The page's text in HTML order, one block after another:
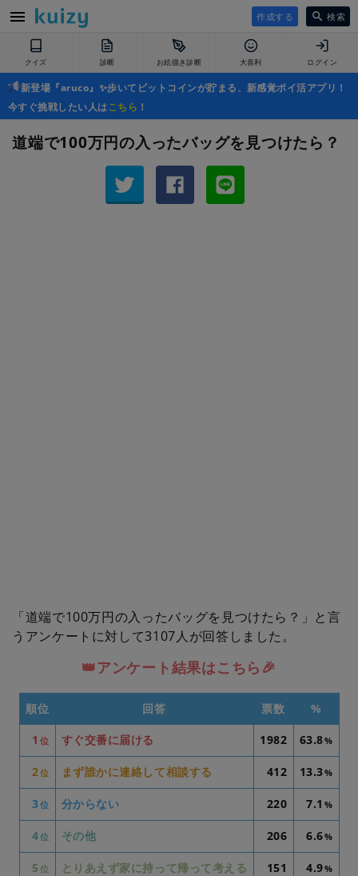
作成する 検索
クイズ 診断 お絵描き診断 大喜利 ログイン
新登場『aruco』✨歩いてビットコインが貯まる、新感覚ポイ活アプリ！
今すぐ挑戦したい人はこちら ！
道端で100万円の入ったバッグを見つけたら？
「道端で100万円の入ったバッグを見つけたら？」と言
うアンケートに対して3107人が回答しました。
👑アンケート結果はこちら🎉
順位 回答 票数 %
1 位 すぐ交番に届ける 1982 63.8%
2位 まず誰かに連絡して相談する 412 13.3%
3位 分からない 220 7.1 %
4位 その他 206 6.6%
5 位 とりあえず家に持って帰って考える 151 4.9%